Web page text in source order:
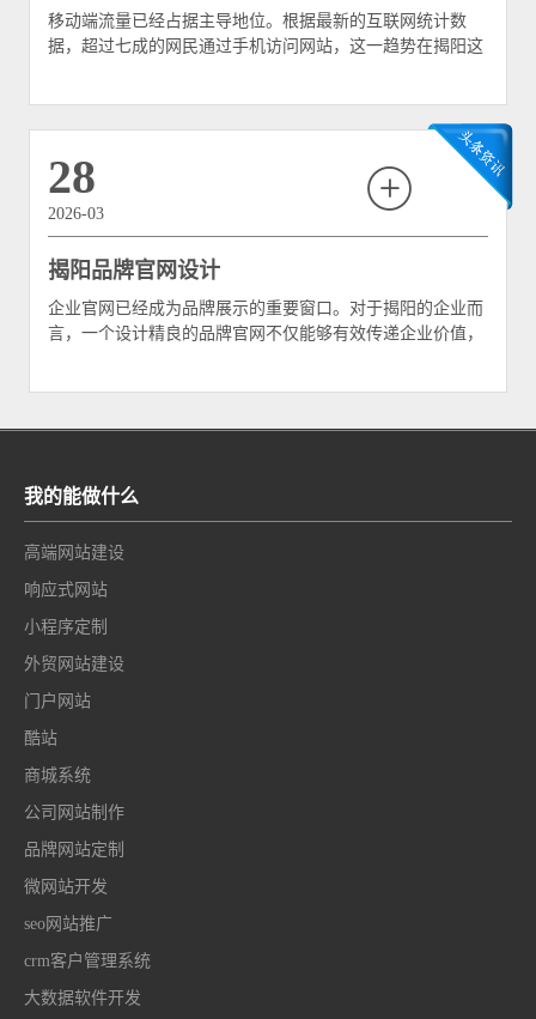
移动端流量已经占据主导地位。根据最新的互联网统计数
据，超过七成的网民通过手机访问网站，这一趋势在揭阳这
过专业的移动端网站开发来拓展线上业务。本文将深入探讨
揭阳企业如何通过移动端网站开发在移动互联网时代赢得竞
争优势。
28
2026-03
揭阳品牌官网设计
企业官网已经成为品牌展示的重要窗口。对于揭阳的企业而
言，一个设计精良的品牌官网不仅能够有效传递企业价值，
品牌官网设计的核心要素，帮助企业打造展现专业形象的官
我的能做什么
高端网站建设
响应式网站
小程序定制
外贸网站建设
门户网站
酷站
商城系统
公司网站制作
品牌网站定制
微网站开发
seo网站推广
crm客户管理系统
大数据软件开发